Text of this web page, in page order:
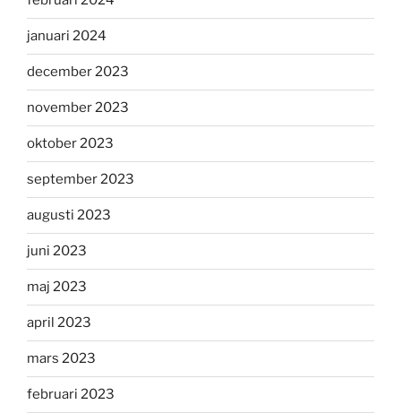
januari 2024
december 2023
november 2023
oktober 2023
september 2023
augusti 2023
juni 2023
maj 2023
april 2023
mars 2023
februari 2023